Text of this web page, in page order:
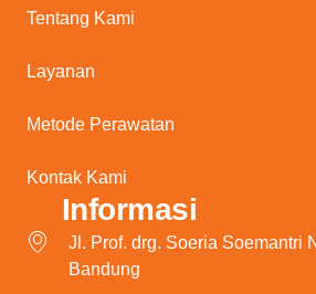
Tentang Kami
Layanan
Metode Perawatan
Kontak Kami
Informasi
Jl. Prof. drg. Soeria Soemantri
Bandung